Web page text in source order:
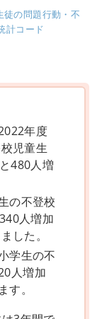
の問題行動・不
計コード
年度
児童生
480人増
の不登校
人増加
した。
学生の不
人増加
す。